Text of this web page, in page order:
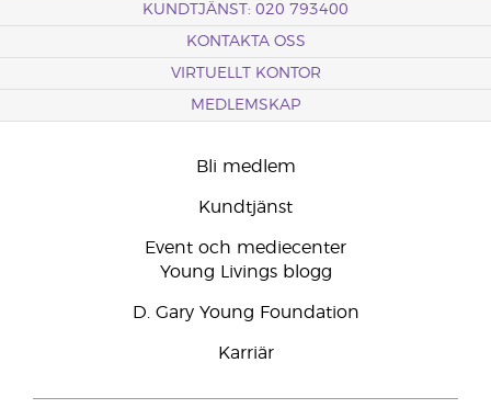
KUNDTJÄNST: 020 793400
KONTAKTA OSS
VIRTUELLT KONTOR
MEDLEMSKAP
Bli medlem
Kundtjänst
Event och mediecenter
Young Livings blogg
D. Gary Young Foundation
Karriär